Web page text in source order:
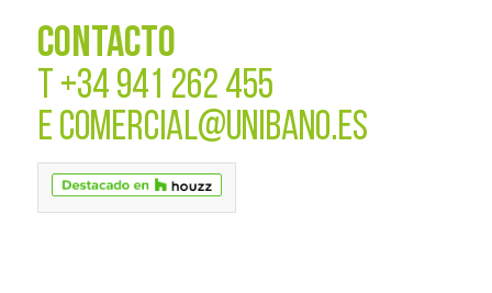
CONTACTO
T +34 941 262 455
E COMERCIAL@UNIBANO.ES